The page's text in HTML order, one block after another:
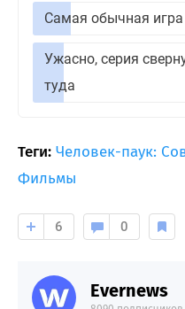
Самая обычная игра
Ужасно, серия
туда
Теги: Человек-паук:
Фильмы
6 0
Evernews